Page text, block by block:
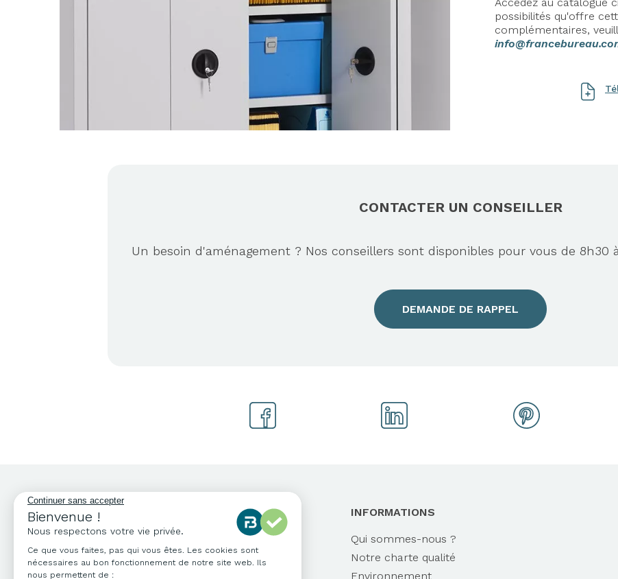
Accédez au catalogue
possibilités qu'offre
complémentaires,
CONTACTER UN CONSEILLER
Un besoin d'aménagement ? Nos conseillers sont disponibles pour vous de 8h30
DEMANDE DE RAPPEL
NOS COORDONNÉES
04 76 96 82 06
info@francebureau.com
INFORMATIONS
Qui sommes-nous ?
Notre charte qualité
Environnement